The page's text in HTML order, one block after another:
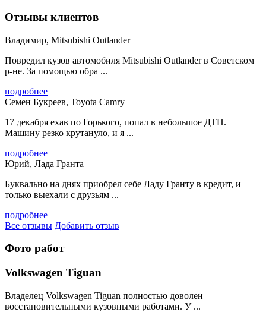
Отзывы клиентов
Владимир, Mitsubishi Outlander
Повредил кузов автомобиля Mitsubishi Outlander в Советском
р-не. За помощью обра ...
подробнее
Семен Букреев, Toyota Camry
17 декабря ехав по Горького, попал в небольшое ДТП.
Машину резко крутануло, и я ...
подробнее
Юрий, Лада Гранта
Буквально на днях приобрел себе Ладу Гранту в кредит, и
только выехали с друзьям ...
подробнее
Все отзывы Добавить отзыв
Фото работ
Volkswagen Tiguan
Владелец Volkswagen Tiguan полностью доволен
восстановительными кузовными работами. У ...